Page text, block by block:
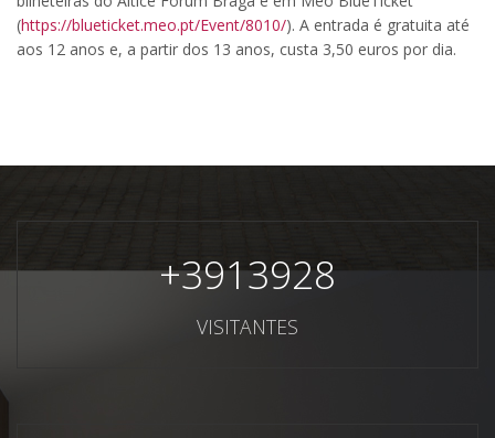
(https://blueticket.meo.pt/Event/8010/). A entrada é gratuita até
aos 12 anos e, a partir dos 13 anos, custa 3,50 euros por dia.
+3913928
VISITANTES